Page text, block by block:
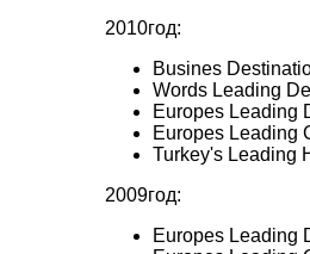
2010год:
Busines
Words Leading
Europes Leading
Europes Leading
Turkey's Leading
2009год:
Europes Leading